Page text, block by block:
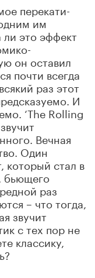
перекати-
им
это эффект
он оставил
почти всегда
раз этот
И
‘The Rolling
Вечная
Один
стал в
бьющего
раз
– что тогда,
звучит
с тех пор не
классику,